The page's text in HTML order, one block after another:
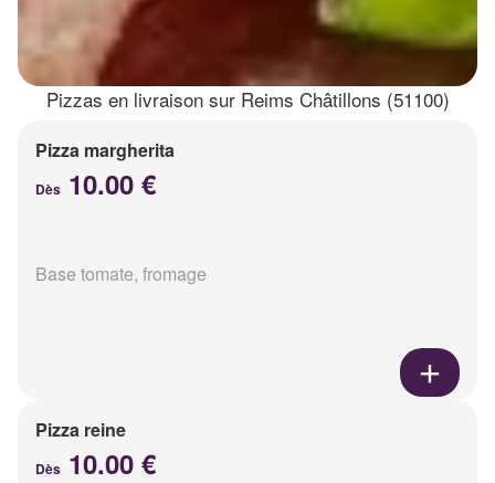
Pizzas en livraison sur Reims Châtillons (51100)
Pizza margherita
Dès 10.00 €
Base tomate, fromage
Pizza reine
Dès 10.00 €